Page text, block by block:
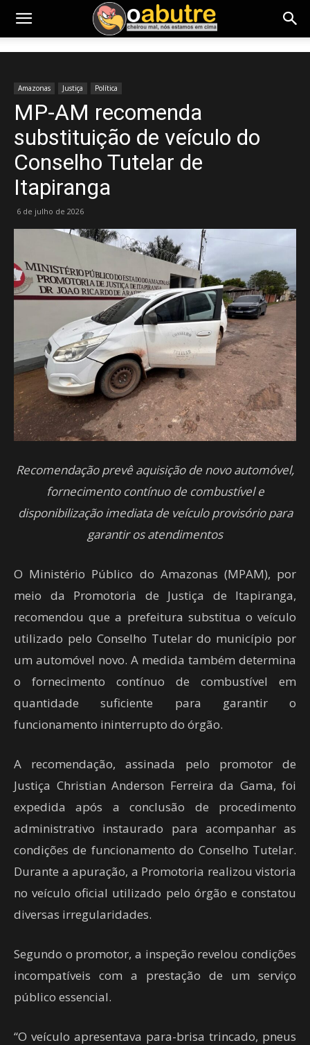
Amazonas Justiça Política
MP-AM recomenda
substituição de veículo do
Conselho Tutelar de
Itapiranga
6 de julho de 2026
Recomendação prevê aquisição de novo automóvel,
fornecimento contínuo de combustível e
disponibilização imediata de veículo provisório para
garantir os atendimentos
O Ministério Público do Amazonas (MPAM), por
meio da Promotoria de Justiça de Itapiranga,
recomendou que a prefeitura substitua o veículo
utilizado pelo Conselho Tutelar do município por
um automóvel novo. A medida também determina
o fornecimento contínuo de combustível em
quantidade suficiente para garantir o
funcionamento ininterrupto do órgão.
A recomendação, assinada pelo promotor de
Justiça Christian Anderson Ferreira da Gama, foi
expedida após a conclusão de procedimento
administrativo instaurado para acompanhar as
condições de funcionamento do Conselho Tutelar.
Durante a apuração, a Promotoria realizou vistoria
no veículo oficial utilizado pelo órgão e constatou
diversas irregularidades.
Segundo o promotor, a inspeção revelou condições
incompatíveis com a prestação de um serviço
público essencial.
“O veículo apresentava para-brisa trincado, pneus